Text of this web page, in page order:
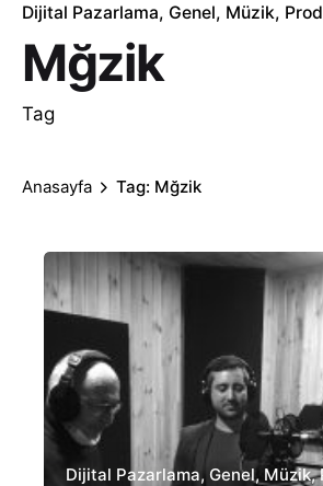
Dijital Pazarlama Genel Müzik
Mğzik
Tag
Anasayfa Tag: Mğzik
Dijital Pazarlama Genel Müzik